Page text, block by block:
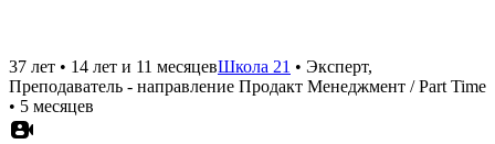
37 лет • 14 лет и 11 месяцевШкола 21 • Эксперт,
Преподаватель - направление Продакт Менеджмент / Part Time
• 5 месяцев